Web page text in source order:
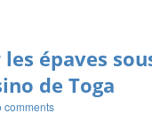
épaves
de Toga
comments